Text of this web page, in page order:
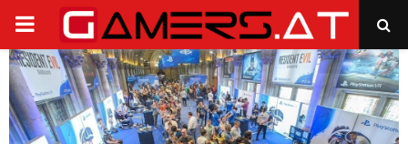
PRIMARY
MENU